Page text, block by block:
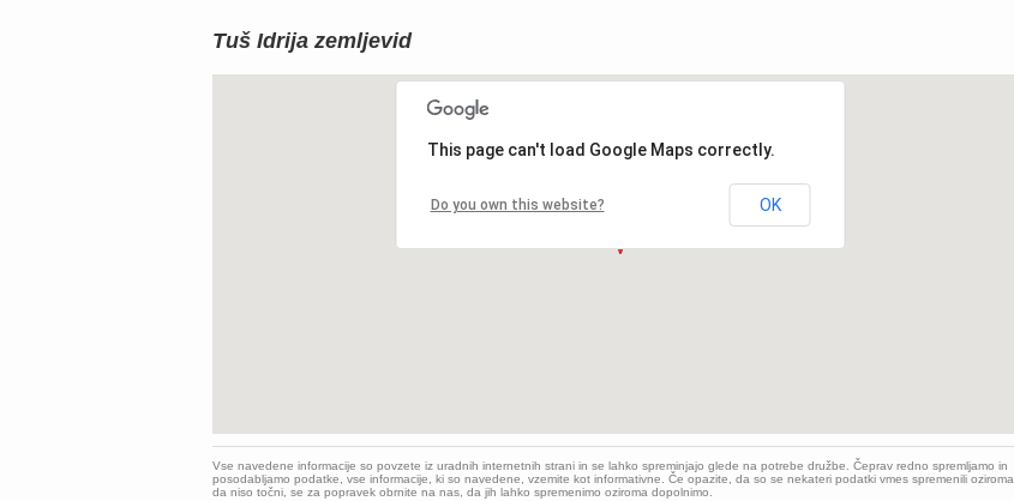
Tuš Idrija zemljevid
This page can't load Google Maps correctly.
Do you own this website? OK
Vse navedene informacije so povzete iz uradnih internetnih strani in se lahko spreminjajo glede na potrebe družbe. Čeprav redno spremljamo in
posodabljamo podatke, vse informacije, ki so navedene, vzemite kot informativne. Če opazite, da so se nekateri podatki vmes spremenili oziroma,
da niso točni, se za popravek obrnite na nas, da jih lahko spremenimo oziroma dopolnimo.